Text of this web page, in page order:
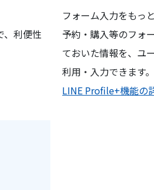
、利便性
フォーム入力をもっ
予約・購入等のフォ
ておいた情報を、ユ
利用・入力できます。
LINE Profile+機能の